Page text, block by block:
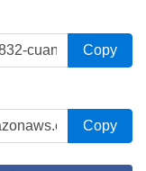
Copy
Copy